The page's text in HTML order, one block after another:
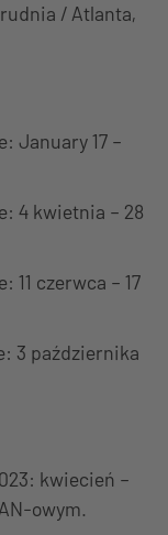
/ Atlanta,
January 17 –
4 kwietnia – 28
11 czerwca – 17
3 października
kwiecień –
owym.